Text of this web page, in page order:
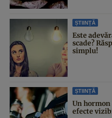
ȘTIINȚĂ
Este
scade?
simplu!
ȘTIINȚĂ
Un
efecte